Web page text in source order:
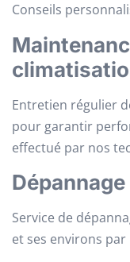
Conseils
Entretien régulier
pour garantir
effectué par nos
Service de
et ses environs